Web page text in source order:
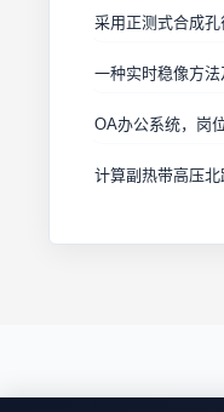
采用正测式合成
一种实时稳像方
OA办公系统，岗
计算副热带高压